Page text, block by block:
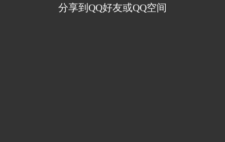
分享到QQ好友或QQ空间